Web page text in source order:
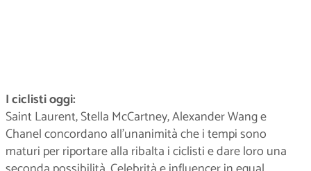
I ciclisti oggi:
Saint Laurent, Stella McCartney, Alexander Wang e
Chanel concordano all’unanimità che i tempi sono
maturi per riportare alla ribalta i ciclisti e dare loro una